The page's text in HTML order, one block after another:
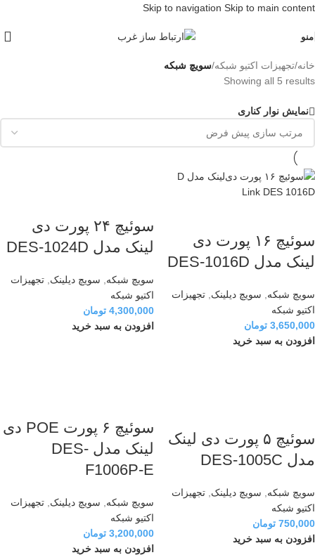
Skip to navigation Skip to main content
منو
خانه/تجهیزات اکتیو شبکه/سویچ شبکه
Showing all 5 results
نمایش نوار کناری
سوئیچ ۱۶ پورت دی
لینک مدل DES-1016D
سویچ شبکه سویچ دیلینک تجهیزات
اکتیو شبکه
3,650,000 تومان
افزودن به سبد خرید
سوئیچ ۲۴ پورت دی
لینک مدل DES-1024D
سویچ شبکه, سویچ دیلینک, تجهیزات
اکتیو شبکه
4,300,000 تومان
افزودن به سبد خرید
سوئیچ ۵ پورت دی لینک
مدل DES-1005C
سویچ شبکه سویچ دیلینک تجهیزات
اکتیو شبکه
750,000 تومان
افزودن به سبد خرید
سوئیچ ۶ پورت POE دی
لینک مدل DES-
F1006P-E
سویچ شبکه سویچ دیلینک تجهیزات
اکتیو شبکه
3,200,000 تومان
افزودن به سبد خرید